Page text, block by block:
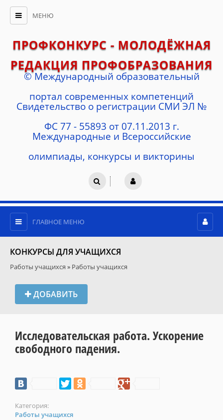
МЕНЮ
ПРОФКОНКУРС - МОЛОДЁЖНАЯ
РЕДАКЦИЯ ПРОФОБРАЗОВАНИЯ
© Международный образовательный
портал современных компетенций
Cвидетельство о регистрации СМИ ЭЛ №
ФС 77 - 55893 от 07.11.2013 г.
Международные и Всероссийские
олимпиады, конкурсы и викторины
ГЛАВНОЕ МЕНЮ
КОНКУРСЫ ДЛЯ УЧАЩИХСЯ
Работы учащихся » Работы учащихся
ДОБАВИТЬ
Исследовательская работа. Ускорение
свободного падения.
Категория:
Работы учащихся